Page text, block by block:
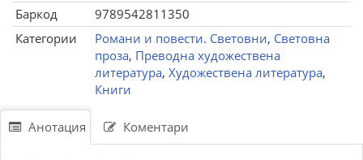
Баркод
9789542811350
Категории
Романи и повести. Световни, Световна
проза, Преводна художествена
литература, Художествена литература,
Книги
Анотация Коментари